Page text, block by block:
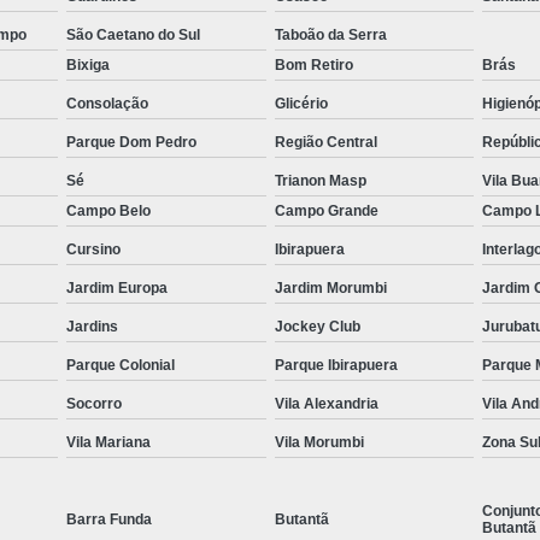
Empresa de Manutenção Equipamentos Academia
Manutenção Aparelhos de Academia
Manutenção de Equipamentos Academia
Manutenção Equipamentos de Academia
Serviço de
Multi Estação W4
Multi Estação Academia Multi
Estação Funcional
Multi Estação Musculação Multi
para Musculação
Multi Estação Performer Multi
Venda de Equipamento para Academia
Venda
de Equipamentos e Acessórios para Academia
de Equipamentos para Academia Grande
Venda de
São Caetano do Sul
Taboão da Serra
Bixiga Bom Retiro Brás
Consolação Glicério
Parque Dom Pedro Região Central
Sé Trianon Masp
Vila
Campo Belo Campo Grande Campo
Cursino Ibirapuera
Jardim Europa Jardim Morumbi Jardim
Jardins Jockey Club
Parque Colonial Parque Ibirapuera Parque
Socorro Vila Alexandria Vila
Vila Mariana Vila Morumbi Zona Sul
Barra Funda Butantã
Butantã